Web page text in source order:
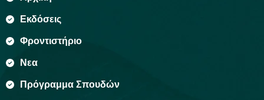
Εκδόσεις
Φροντιστήριο
Νεα
Πρόγραμμα Σπουδών